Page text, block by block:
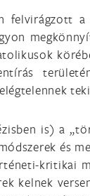
a
is) a
és
kritikai
kelnek